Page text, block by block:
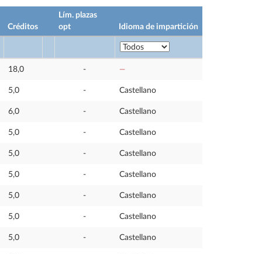
Créditos
Lím. plazas
opt
Idioma de impartición
18,0 - —
5,0 - Castellano
6,0 - Castellano
5,0 - Castellano
5,0 - Castellano
5,0 - Castellano
5,0 - Castellano
5,0 - Castellano
5,0 - Castellano